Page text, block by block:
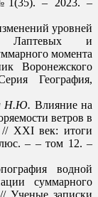
– 2023. –
уровней
Лаптевых и
момента
Воронежского
География,
Н.Ю. Влияние на
ветров в
// ХХI век: итоги
– – том 12. –
водной
суммарного
Ученые записки